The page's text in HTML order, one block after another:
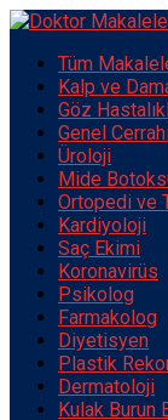
Tüm
Kalp ve
Göz
Genel
Üroloji
Mide
Ortopedi ve
Kardiyoloji
Saç Ekimi
Koronavirüs
Psikolog
Farmakolog
Diyetisyen
Plastik
Dermatoloji
Kulak Burun